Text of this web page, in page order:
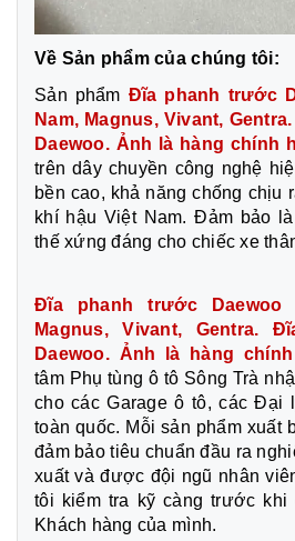
Về Sản phẩm của chúng tôi:
Sản phẩm Đĩa phanh trước
Nam, Magnus, Vivant,
Daewoo. Ảnh là hàng chính
trên dây chuyền công nghệ
bền cao, khả năng chống chịu
khí hậu Việt Nam. Đảm bảo
thế xứng đáng cho chiếc xe
Đĩa phanh trước Daewoo
Magnus, Vivant, Gentra.
Daewoo. Ảnh là hàng
tâm Phụ tùng ô tô Sông Trà
cho các Garage ô tô, các Đại
toàn quốc. Mỗi sản phẩm xuất
đảm bảo tiêu chuẩn đầu ra
xuất và được đội ngũ nhân
tôi kiểm tra kỹ càng trước
Khách hàng của mình.